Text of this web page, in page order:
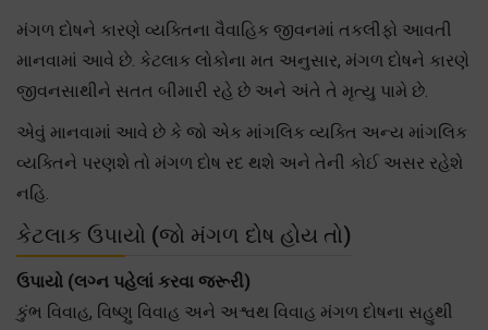
મંગળ દોષને કારણે વ્યક્તિના વૈવાહિક જીવનમાં તકલીફો આવતી
માનવામાં આવે છે. કેટલાક લોકોના મત અનુસાર, મંગળ દોષને કારણે
જીવનસાથીને સતત બીમારી રહે છે અને અંતે તે મૃત્યુ પામે છે.
એવું માનવામાં આવે છે કે જો એક માંગલિક વ્યક્તિ અન્ય માંગલિક
વ્યક્તિને પરણશે તો મંગળ દોષ રદ થશે અને તેની કોઈ અસર રહેશે
નહિ.
કેટલાક ઉપાયો (જો મંગળ દોષ હોય તો)
ઉપાયો (લગ્ન પહેલાં કરવા જરૂરી)
કુંભ વિવાહ, વિષ્ણુ વિવાહ અને અશ્વથ વિવાહ મંગળ દોષના સહુથી